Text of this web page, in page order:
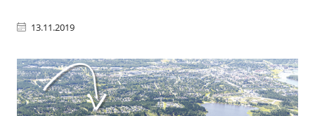
13.11.2019